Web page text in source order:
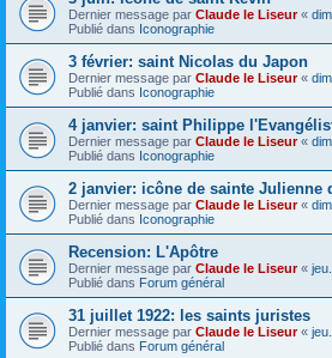
Dernier message par Claude le Liseur«
Publié dans Iconographie
3 février: saint Nicolas du Japon
Dernier message par Claude le Liseur«
Publié dans Iconographie
4 janvier: saint Philippe
Dernier message par Claude le Liseur«
Publié dans Iconographie
2 janvier: icône de sainte Julienne
Dernier message par Claude le Liseur«
Publié dans Iconographie
Recension: L'Apôtre
Dernier message par Claude le Liseur«
Publié dans Forum général
31 juillet 1922: les saints juristes
Dernier message par Claude le Liseur«
Publié dans Forum général